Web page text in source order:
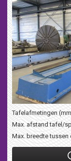
Tafelafmetingen
Max. afstand tafel/
Max. breedte